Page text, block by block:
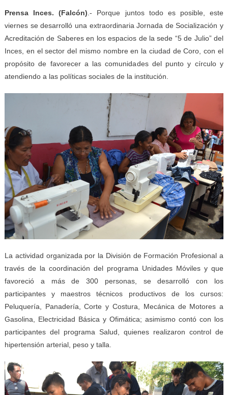
Prensa Inces.(Falcón) .- Porque juntos todo es posible, este
viernes se desarrolló una extraordinaria Jornada de Socialización y
Acreditación de Saberes en los espacios de la sede “5 de Julio” del
Inces, en el sector del mismo nombre en la ciudad de Coro, con el
propósito de favorecer a las comunidades del punto y círculo y
atendiendo a las políticas sociales de la institución.
La actividad organizada por la División de Formación Profesional a
través de la coordinación del programa Unidades Móviles y que
favoreció a más de 300 personas, se desarrolló con los
participantes y maestros técnicos productivos de los cursos:
Peluquería, Panadería, Corte y Costura, Mecánica de Motores a
Gasolina, Electricidad Básica y Ofimática; asimismo contó con los
participantes del programa Salud, quienes realizaron control de
hipertensión arterial, peso y talla.